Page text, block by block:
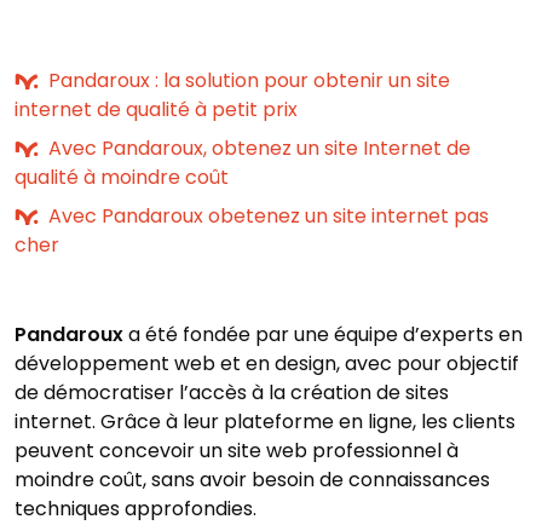
Pandaroux : la solution pour obtenir un site
internet de qualité à petit prix
Avec Pandaroux, obtenez un site Internet de
qualité à moindre coût
Avec Pandaroux obetenez un site internet pas
cher
Pandarouxa été fondée par une équipe d’experts en
développement web et en design, avec pour objectif
de démocratiser l’accès à la création de sites
internet. Grâce à leur plateforme en ligne, les clients
peuvent concevoir un site web professionnel à
moindre coût, sans avoir besoin de connaissances
techniques approfondies.